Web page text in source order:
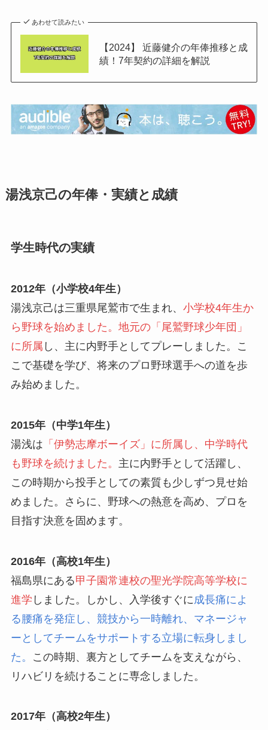
あわせて読みたい
【2024】 近藤健介の年俸推移と成
績！7年契約の詳細を解説
湯浅京己の年俸・実績と成績
学生時代の実績
2012年（小学校4年生）
湯浅京己は三重県尾鷲市で生まれ、 小学校4年生か
ら野球を始めました。地元の「尾鷲野球少年団」
に所属 し、主に内野手としてプレーしました。こ
こで基礎を学び、将来のプロ野球選手への道を歩
み始めました。
2015年（中学1年生）
湯浅は 「伊勢志摩ボーイズ」に所属し、中学時代
も野球を続けました。 主に内野手として活躍し、
この時期から投手としての素質も少しずつ見せ始
めました。さらに、野球への熱意を高め、プロを
目指す決意を固めます。
2016年（高校1年生）
福島県にある甲子園常連校の聖光学院高等学校に
進学 しました。しかし、入学後すぐに 成長痛によ
る腰痛を発症し、競技から一時離れ、マネージャ
ーとしてチームをサポートする立場に転身しまし
た。
この時期、裏方としてチームを支えながら、
リハビリを続けることに専念しました。
2017年（高校2年生）